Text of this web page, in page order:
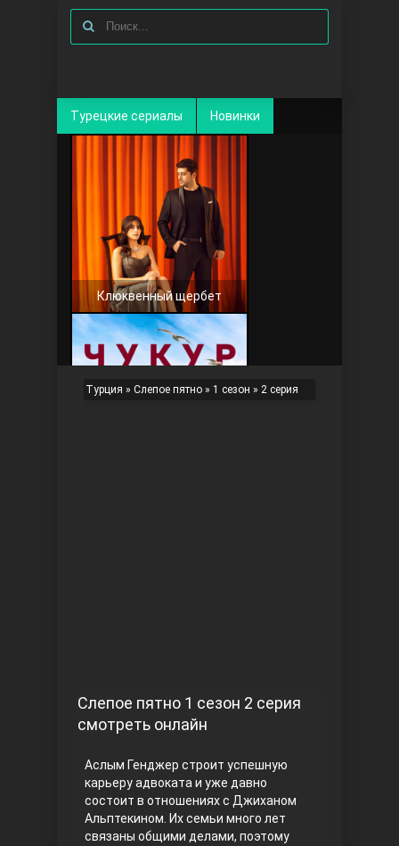
Турецкие сериалы Новинки
Клюквенный щербет
Правосyдие
Турция » Слепое пятно » 1 сезон » 2 серия
Слепое пятно 1 сезон 2 серия
смотреть онлайн
Аслым Генджер строит успешную
карьеру адвоката и уже давно
состоит в отношениях с Джиханом
Альптекином. Их семьи много лет
связаны общими делами, поэтому